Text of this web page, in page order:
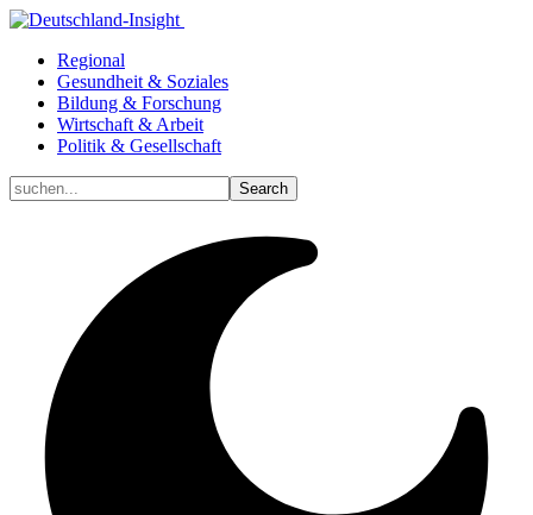
Regional
Gesundheit & Soziales
Bildung & Forschung
Wirtschaft & Arbeit
Politik & Gesellschaft